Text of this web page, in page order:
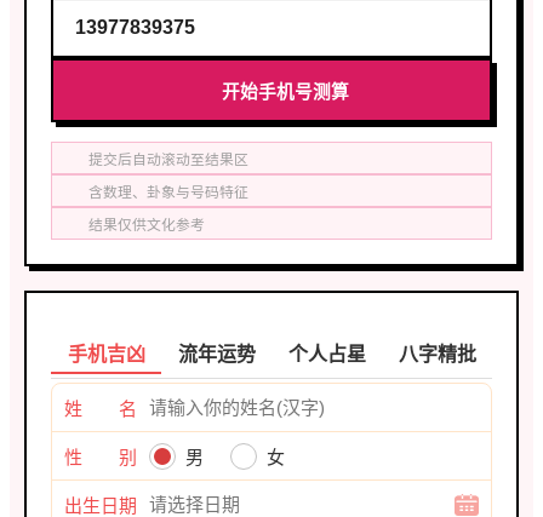
开始手机号测算
提交后自动滚动至结果区
含数理、卦象与号码特征
结果仅供文化参考
手机吉凶 流年运势 个人占星 八字精批
姓 名
性 别
男
女
出生日期